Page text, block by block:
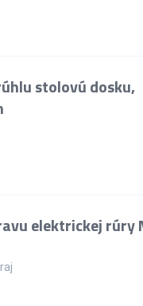
stolovú dosku,
elektrickej rúry